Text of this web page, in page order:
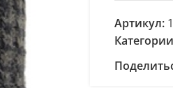
Артикул: